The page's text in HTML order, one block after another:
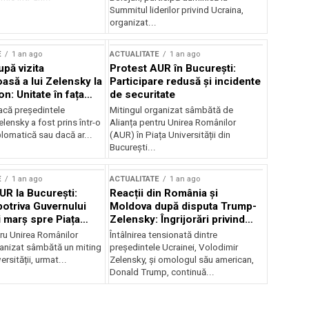
Summitul liderilor privind Ucraina,
organizat...
1 an ago
vizita
a lui Zelensky la
Unitate în fața
președintele
a fost prins într-o
sau dacă ar...
ACTUALITATE 1 an ago
Protest AUR în București:
Participare redusă și incidente
de securitate
Mitingul organizat sâmbătă de
Alianța pentru Unirea Românilor
(AUR) în Piața Universității din
București...
1 an ago
la București:
Guvernului
spre Piața
Unirea Românilor
sâmbătă un miting
urmat...
ACTUALITATE 1 an ago
Reacții din România și
Moldova după disputa Trump-
Zelensky: Îngrijorări privind
securitatea regională
Întâlnirea tensionată dintre
președintele Ucrainei, Volodimir
Zelensky, și omologul său american,
Donald Trump, continuă...